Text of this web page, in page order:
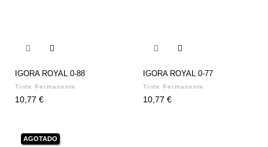

IGORA ROYAL 0-88
Tinte Permanente
Precio
10,77 €

IGORA ROYAL 0-77
Tinte Permanente
Precio
10,77 €
AGOTADO